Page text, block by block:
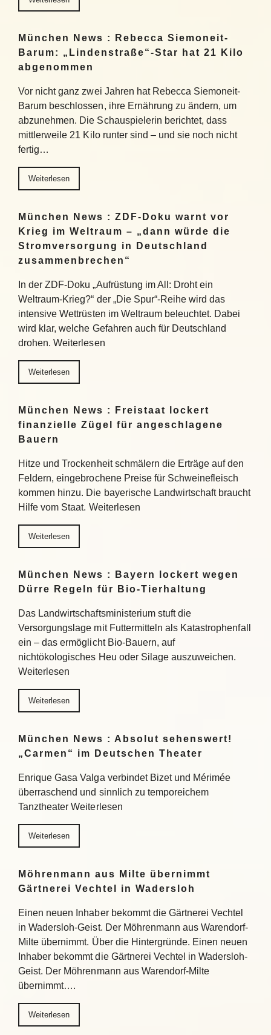
München News : Rebecca Siemoneit-
Barum: „Lindenstraße“-Star hat 21 Kilo
abgenommen
Vor nicht ganz zwei Jahren hat Rebecca Siemoneit-
Barum beschlossen, ihre Ernährung zu ändern, um
abzunehmen. Die Schauspielerin berichtet, dass
mittlerweile 21 Kilo runter sind – und sie noch nicht
fertig…
Weiterlesen
München News : ZDF-Doku warnt vor
Krieg im Weltraum – „dann würde die
Stromversorgung in Deutschland
zusammenbrechen“
In der ZDF-Doku „Aufrüstung im All: Droht ein
Weltraum-Krieg?“ der „Die Spur“-Reihe wird das
intensive Wettrüsten im Weltraum beleuchtet. Dabei
wird klar, welche Gefahren auch für Deutschland
drohen. Weiterlesen
Weiterlesen
München News : Freistaat lockert
finanzielle Zügel für angeschlagene
Bauern
Hitze und Trockenheit schmälern die Erträge auf den
Feldern, eingebrochene Preise für Schweinefleisch
kommen hinzu. Die bayerische Landwirtschaft braucht
Hilfe vom Staat. Weiterlesen
Weiterlesen
München News : Bayern lockert wegen
Dürre Regeln für Bio-Tierhaltung
Das Landwirtschaftsministerium stuft die
Versorgungslage mit Futtermitteln als Katastrophenfall
ein – das ermöglicht Bio-Bauern, auf
nichtökologisches Heu oder Silage auszuweichen.
Weiterlesen
Weiterlesen
München News : Absolut sehenswert!
„Carmen“ im Deutschen Theater
Enrique Gasa Valga verbindet Bizet und Mérimée
überraschend und sinnlich zu temporeichem
Tanztheater Weiterlesen
Weiterlesen
Möhrenmann aus Milte übernimmt
Gärtnerei Vechtel in Wadersloh
Einen neuen Inhaber bekommt die Gärtnerei Vechtel
in Wadersloh-Geist. Der Möhrenmann aus Warendorf-
Milte übernimmt. Über die Hintergründe. Einen neuen
Inhaber bekommt die Gärtnerei Vechtel in Wadersloh-
Geist. Der Möhrenmann aus Warendorf-Milte
übernimmt….
Weiterlesen